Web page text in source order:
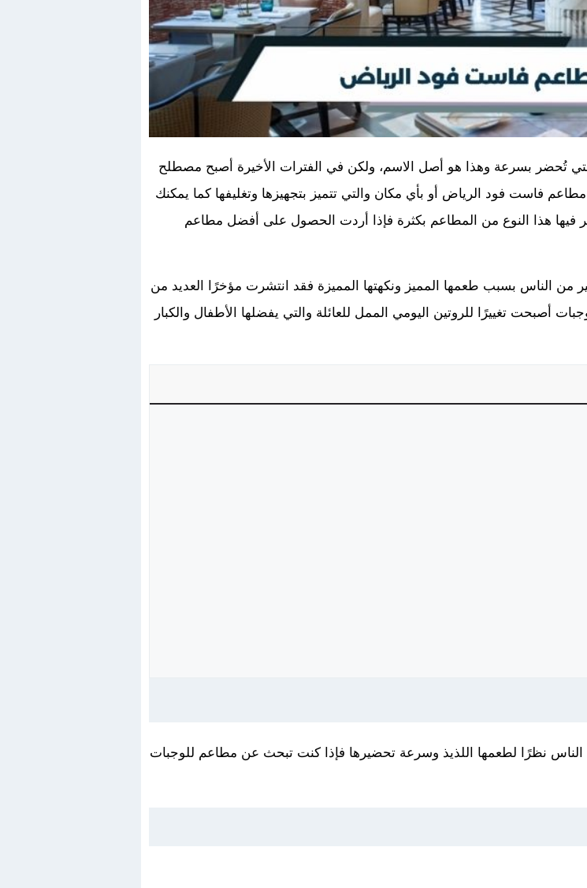
تُحضر بسرعة وهذا هو أصل الاسم، ولكن في الفترات الأخيرة أصبح مصطلح
فاست فود الرياض أو بأي مكان والتي تتميز بتجهيزها وتغليفها كما يمكنك
فيها هذا النوع من المطاعم بكثرة فإذا أردت الحصول على أفضل مطاعم
من الناس بسبب طعمها المميز ونكهتها المميزة فقد انتشرت مؤخرًا العديد من
أصبحت تغييرًا للروتين اليومي الممل للعائلة والتي يفضلها الأطفال والكبار
نظرًا لطعمها اللذيذ وسرعة تحضيرها فإذا كنت تبحث عن مطاعم للوجبات